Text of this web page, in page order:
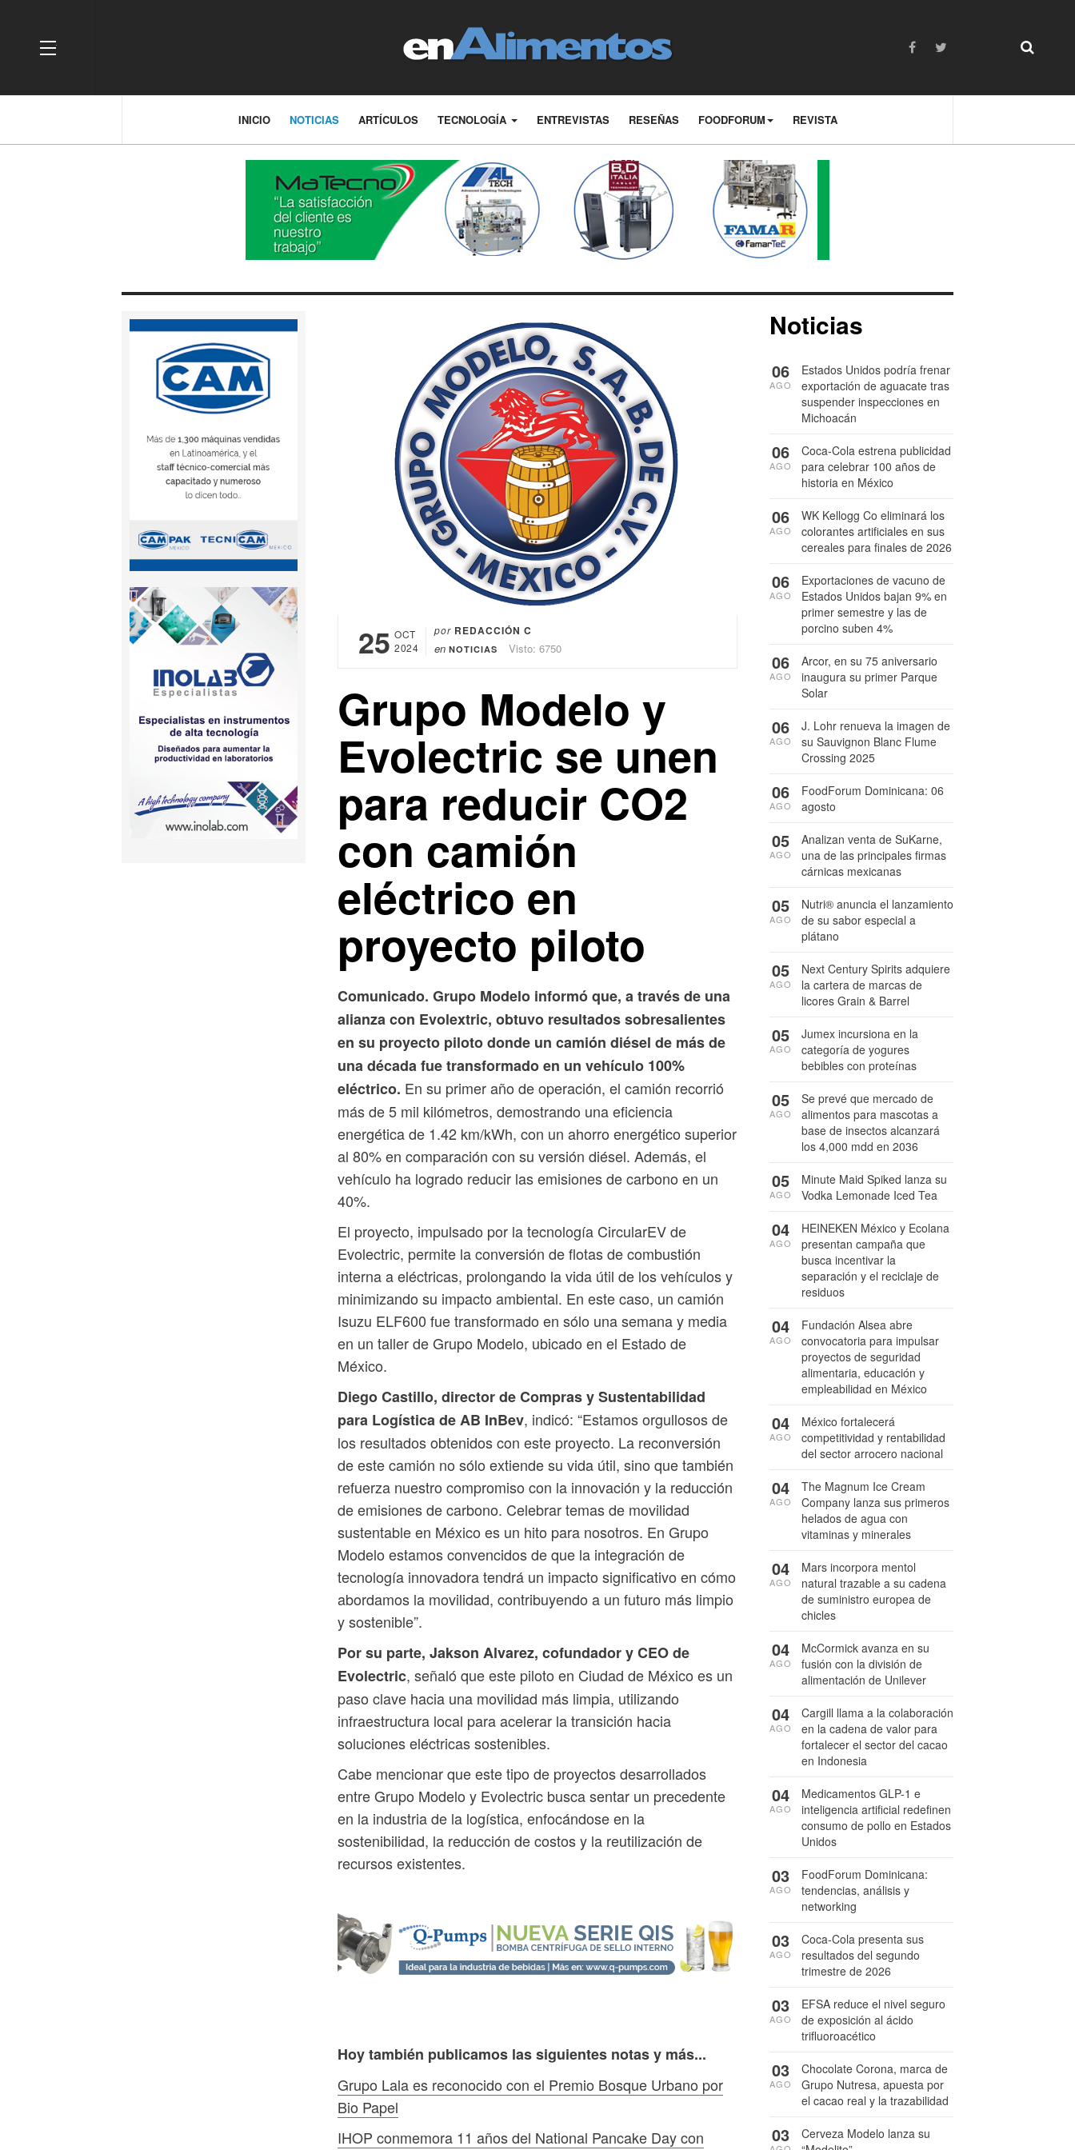
OFF CANVAS
INICIO NOTICIAS ARTÍCULOS TECNOLOGÍA ENTREVISTAS RESEÑAS FOODFORUM REVISTA
25 OCT
2024
por REDACCIÓN C
en NOTICIAS Visto: 6750
Grupo Modelo y
Evolectric se unen
para reducir CO2
con camión
eléctrico en
proyecto piloto
Comunicado. Grupo Modelo informó que, a través de una
alianza con Evolextric, obtuvo resultados sobresalientes
en su proyecto piloto donde un camión diésel de más de
una década fue transformado en un vehículo 100%
eléctrico. En su primer año de operación, el camión recorrió
más de 5 mil kilómetros, demostrando una eficiencia
energética de 1.42 km/kWh, con un ahorro energético superior
al 80% en comparación con su versión diésel. Además, el
vehículo ha logrado reducir las emisiones de carbono en un
40%.
El proyecto, impulsado por la tecnología CircularEV de
Evolectric, permite la conversión de flotas de combustión
interna a eléctricas, prolongando la vida útil de los vehículos y
minimizando su impacto ambiental. En este caso, un camión
Isuzu ELF600 fue transformado en sólo una semana y media
en un taller de Grupo Modelo, ubicado en el Estado de
México.
Diego Castillo, director de Compras y Sustentabilidad
para Logística de AB InBev, indicó: “Estamos orgullosos de
los resultados obtenidos con este proyecto. La reconversión
de este camión no sólo extiende su vida útil, sino que también
refuerza nuestro compromiso con la innovación y la reducción
de emisiones de carbono. Celebrar temas de movilidad
sustentable en México es un hito para nosotros. En Grupo
Modelo estamos convencidos de que la integración de
tecnología innovadora tendrá un impacto significativo en cómo
abordamos la movilidad, contribuyendo a un futuro más limpio
y sostenible”.
Por su parte, Jakson Alvarez, cofundador y CEO de
Evolectric, señaló que este piloto en Ciudad de México es un
paso clave hacia una movilidad más limpia, utilizando
infraestructura local para acelerar la transición hacia
soluciones eléctricas sostenibles.
Cabe mencionar que este tipo de proyectos desarrollados
entre Grupo Modelo y Evolectric busca sentar un precedente
en la industria de la logística, enfocándose en la
sostenibilidad, la reducción de costos y la reutilización de
recursos existentes.
Hoy también publicamos las siguientes notas y más...
Grupo Lala es reconocido con el Premio Bosque Urbano por
Bio Papel
IHOP conmemora 11 años del National Pancake Day con
Noticias
Estados Unidos podría frenar
exportación de aguacate tras
suspender inspecciones en
Michoacán
06
AGO
Coca-Cola estrena publicidad
para celebrar 100 años de
historia en México
06
AGO
WK Kellogg Co eliminará los
colorantes artificiales en sus
cereales para finales de 2026
06
AGO
Exportaciones de vacuno de
Estados Unidos bajan 9% en
primer semestre y las de
porcino suben 4%
06
AGO
Arcor, en su 75 aniversario
inaugura su primer Parque
Solar
06
AGO
J. Lohr renueva la imagen de
su Sauvignon Blanc Flume
Crossing 2025
06
AGO
FoodForum Dominicana: 06
agosto
06
AGO
Analizan venta de SuKarne,
una de las principales firmas
cárnicas mexicanas
05
AGO
Nutri® anuncia el lanzamiento
de su sabor especial a
plátano
05
AGO
Next Century Spirits adquiere
la cartera de marcas de
licores Grain & Barrel
05
AGO
Jumex incursiona en la
categoría de yogures
bebibles con proteínas
05
AGO
Se prevé que mercado de
alimentos para mascotas a
base de insectos alcanzará
los 4,000 mdd en 2036
05
AGO
Minute Maid Spiked lanza su
Vodka Lemonade Iced Tea
05
AGO
HEINEKEN México y Ecolana
presentan campaña que
busca incentivar la
separación y el reciclaje de
residuos
04
AGO
Fundación Alsea abre
convocatoria para impulsar
proyectos de seguridad
alimentaria, educación y
empleabilidad en México
04
AGO
México fortalecerá
competitividad y rentabilidad
del sector arrocero nacional
04
AGO
The Magnum Ice Cream
Company lanza sus primeros
helados de agua con
vitaminas y minerales
04
AGO
Mars incorpora mentol
natural trazable a su cadena
de suministro europea de
chicles
04
AGO
McCormick avanza en su
fusión con la división de
alimentación de Unilever
04
AGO
Cargill llama a la colaboración
en la cadena de valor para
fortalecer el sector del cacao
en Indonesia
04
AGO
Medicamentos GLP-1 e
inteligencia artificial redefinen
consumo de pollo en Estados
Unidos
04
AGO
FoodForum Dominicana:
tendencias, análisis y
networking
03
AGO
Coca-Cola presenta sus
resultados del segundo
trimestre de 2026
03
AGO
EFSA reduce el nivel seguro
de exposición al ácido
trifluoroacético
03
AGO
Chocolate Corona, marca de
Grupo Nutresa, apuesta por
el cacao real y la trazabilidad
03
AGO
Cerveza Modelo lanza su
03